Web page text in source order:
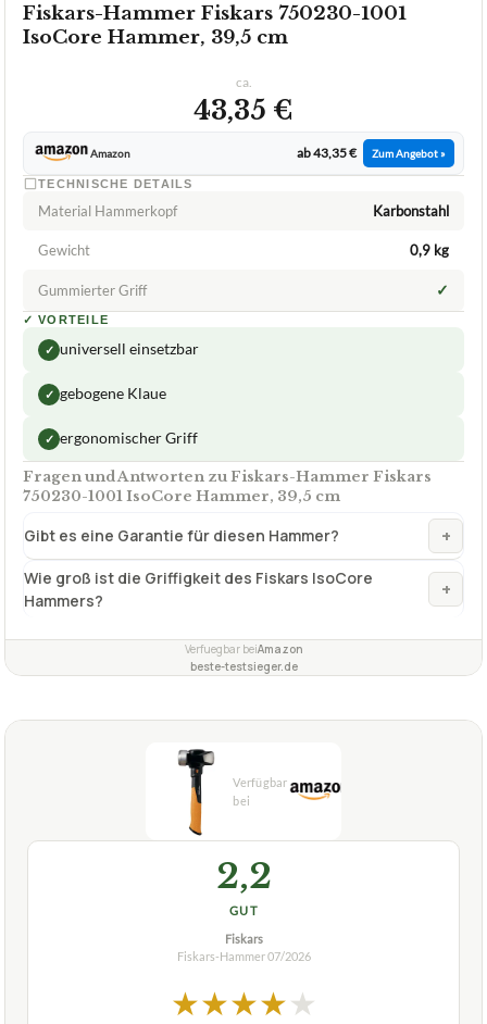
Fiskars-Hammer Fiskars 750230-1001
IsoCore Hammer, 39,5 cm
ca.
43,35 €
Amazon ab 43,35 € Zum Angebot »
TECHNISCHE DETAILS
Material Hammerkopf Karbonstahl
Gewicht 0,9 kg
Gummierter Griff ✓
✓ VORTEILE
✓ universell einsetzbar
✓ gebogene Klaue
✓ ergonomischer Griff
Fragen und Antworten zu Fiskars-Hammer Fiskars
750230-1001 IsoCore Hammer, 39,5 cm
Gibt es eine Garantie für diesen Hammer? +
Wie groß ist die Griffigkeit des Fiskars IsoCore
Hammers?
+
Verfuegbar beiAmazon
beste-testsieger.de
2,2
GUT
Fiskars
Fiskars-Hammer07/2026
★★★★★